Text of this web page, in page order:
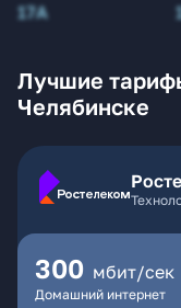
17А
Лучшие
Челябинске
300 мбит/сек
Домашний интернет